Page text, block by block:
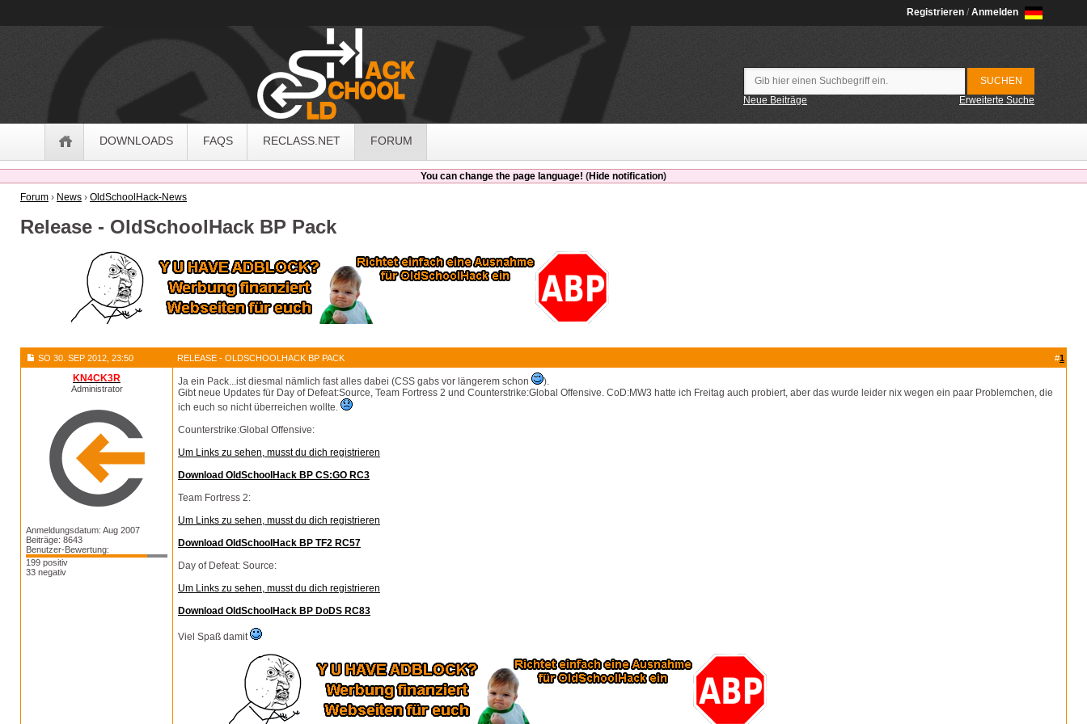
Registrieren / Anmelden
Neue Beiträge Erweiterte Suche
DOWNLOADS FAQS RECLASS.NET FORUM
You can change the page language! (Hide notification)
Forum › News › OldSchoolHack-News
Release - OldSchoolHack BP Pack
SO 30. SEP 2012, 23:50 RELEASE - OLDSCHOOLHACK BP PACK #1
KN4CK3R
Administrator
Anmeldungsdatum: Aug 2007
Beiträge: 8643
Benutzer-Bewertung:
199 positiv
33 negativ
Ja ein Pack...ist diesmal nämlich fast alles dabei (CSS gabs vor längerem schon
).
Gibt neue Updates für Day of Defeat:Source, Team Fortress 2 und Counterstrike:Global Offensive. CoD:MW3 hatte ich Freitag auch probiert, aber das wurde leider nix wegen ein paar Problemchen, die
ich euch so nicht überreichen wollte.
Counterstrike:Global Offensive:
Um Links zu sehen, musst du dich registrieren
Download OldSchoolHack BP CS:GO RC3
Team Fortress 2:
Um Links zu sehen, musst du dich registrieren
Download OldSchoolHack BP TF2 RC57
Day of Defeat: Source:
Um Links zu sehen, musst du dich registrieren
Download OldSchoolHack BP DoDS RC83
Viel Spaß damit